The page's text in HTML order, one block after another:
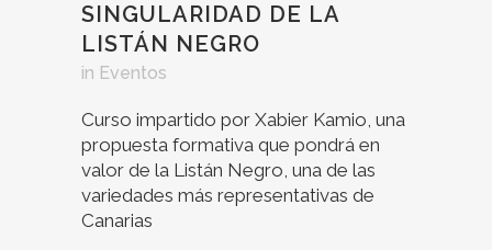
SINGULARIDAD DE LA
LISTÁN NEGRO
in Eventos
Curso impartido por Xabier Kamio, una
propuesta formativa que pondrá en
valor de la Listán Negro, una de las
variedades más representativas de
Canarias